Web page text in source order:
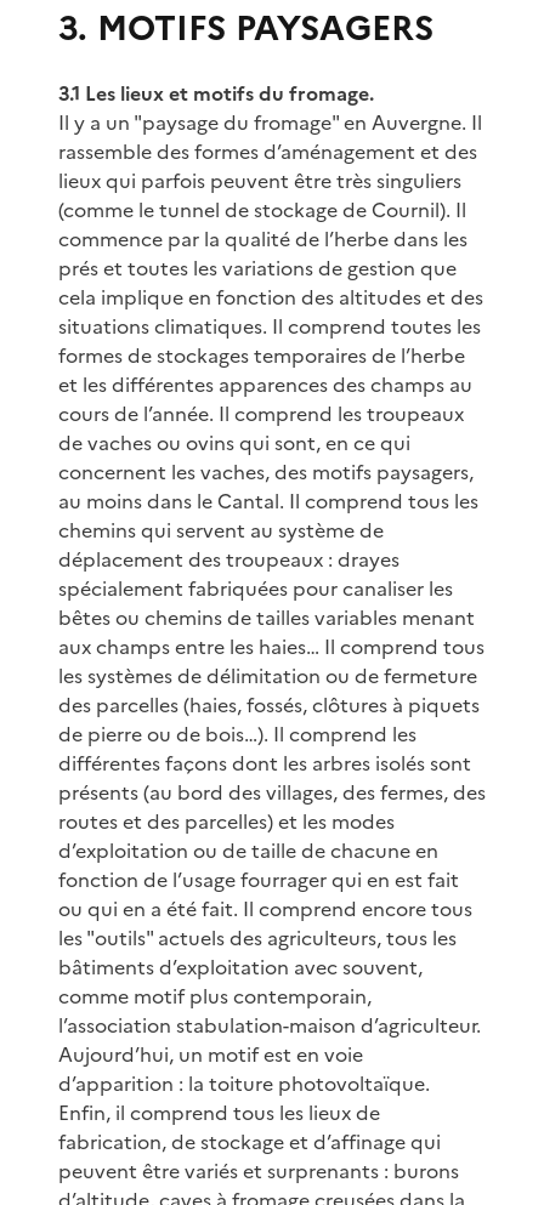
3. MOTIFS PAYSAGERS
3.1 Les lieux et motifs du fromage.
Il y a un "paysage du fromage" en Auvergne. Il
rassemble des formes d’aménagement et des
lieux qui parfois peuvent être très singuliers
(comme le tunnel de stockage de Cournil). Il
commence par la qualité de l’herbe dans les
prés et toutes les variations de gestion que
cela implique en fonction des altitudes et des
situations climatiques. Il comprend toutes les
formes de stockages temporaires de l’herbe
et les différentes apparences des champs au
cours de l’année. Il comprend les troupeaux
de vaches ou ovins qui sont, en ce qui
concernent les vaches, des motifs paysagers,
au moins dans le Cantal. Il comprend tous les
chemins qui servent au système de
déplacement des troupeaux : drayes
spécialement fabriquées pour canaliser les
bêtes ou chemins de tailles variables menant
aux champs entre les haies… Il comprend tous
les systèmes de délimitation ou de fermeture
des parcelles (haies, fossés, clôtures à piquets
de pierre ou de bois…). Il comprend les
différentes façons dont les arbres isolés sont
présents (au bord des villages, des fermes, des
routes et des parcelles) et les modes
d’exploitation ou de taille de chacune en
fonction de l’usage fourrager qui en est fait
ou qui en a été fait. Il comprend encore tous
les "outils" actuels des agriculteurs, tous les
bâtiments d’exploitation avec souvent,
comme motif plus contemporain,
l’association stabulation-maison d’agriculteur.
Aujourd’hui, un motif est en voie
d’apparition : la toiture photovoltaïque.
Enfin, il comprend tous les lieux de
fabrication, de stockage et d’affinage qui
peuvent être variés et surprenants : burons